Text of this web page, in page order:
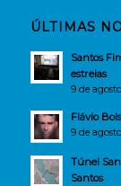
ÚLTIMAS
Santos
estreias
9 de
Flávio
9 de
Túnel
Santos